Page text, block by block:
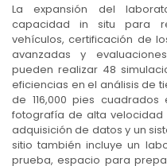
La expansión del
capacidad in situ para
vehículos, certificación de
avanzadas y
pueden realizar 48
eficiencias en el análisis de
de 116,000 pies
fotografía de alta
adquisición de datos y un
sitio también incluye un
prueba, espacio para